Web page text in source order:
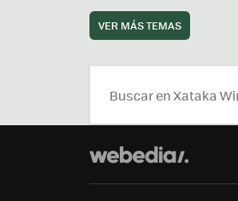
VER MÁS TEMAS